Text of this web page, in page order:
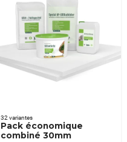
Pack économique
combiné 30mm
32 variantes